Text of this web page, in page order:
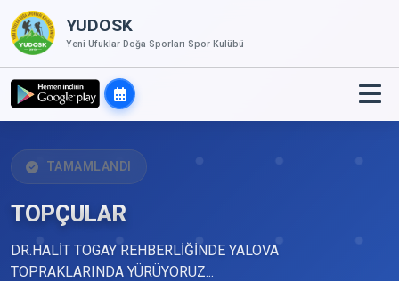
YUDOSK
Yeni Ufuklar Doğa Sporları Spor Kulübü
TAMAMLANDI
TOPÇULAR
DR.HALİT TOGAY REHBERLİĞİNDE YALOVA
TOPRAKLARINDA YÜRÜYORUZ...